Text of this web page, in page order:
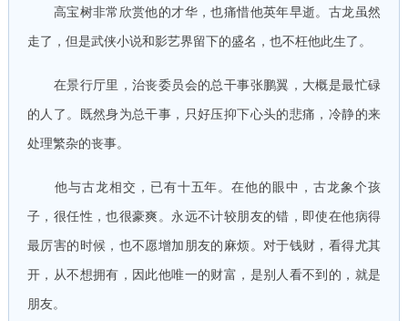
高宝树非常欣赏他的才华，也痛惜他英年早逝。古龙虽然
走了，但是武侠小说和影艺界留下的盛名，也不枉他此生了。
在景行厅里，治丧委员会的总干事张鹏翼，大概是最忙碌
的人了。既然身为总干事，只好压抑下心头的悲痛，冷静的来
处理繁杂的丧事。
他与古龙相交，已有十五年。在他的眼中，古龙象个孩
子，很任性，也很豪爽。永远不计较朋友的错，即使在他病得
最厉害的时候，也不愿增加朋友的麻烦。对于钱财，看得尤其
开，从不想拥有，因此他唯一的财富，是别人看不到的，就是
朋友。